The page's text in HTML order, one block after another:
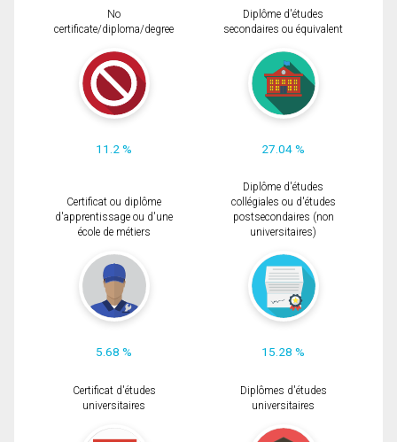
No
certificate/diploma/degree
11.2 %
Diplôme d'études
secondaires ou équivalent
27.04 %
Certificat ou diplôme
d'apprentissage ou d'une
école de métiers
5.68 %
Diplôme d'études
collégiales ou d'études
postsecondaires (non
universitaires)
15.28 %
Certificat d'études
universitaires
Diplômes d'études
universitaires